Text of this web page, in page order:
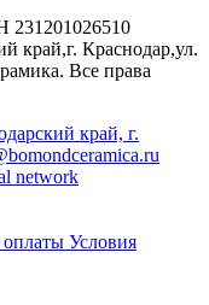
край,г. Краснодар,ул.
Все права
край, г.
оплаты Условия